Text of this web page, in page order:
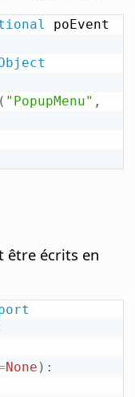
( "PopupMenu" ,
être écrits en
None ) :